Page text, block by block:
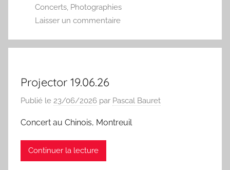
Concerts, Photographies
Laisser un commentaire
Projector 19.06.26
Publié le 23/06/2026 par Pascal Bauret
Concert au Chinois, Montreuil
Continuer la lecture